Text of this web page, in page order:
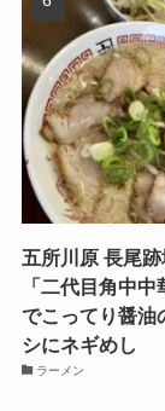
五所川原 長尾
「二代目角中中
でこってり醤油
シにネギめし
ラーメン